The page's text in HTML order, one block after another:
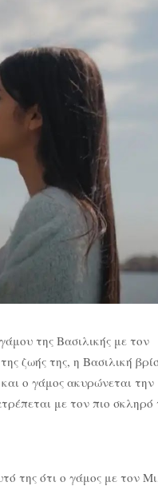
της Βασιλικής με τον
ζωής της, η Βασιλική
ο γάμος ακυρώνεται την
με τον πιο σκληρό
της ότι ο γάμος με τον